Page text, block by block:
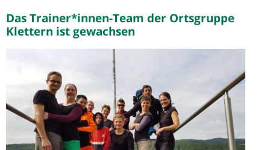
Das Trainer*innen-Team der Ortsgruppe
Klettern ist gewachsen